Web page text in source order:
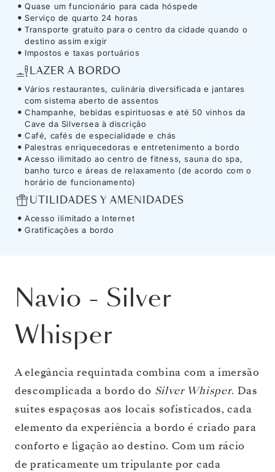
Quase um funcionário para cada hóspede
Serviço de quarto 24 horas
Transporte gratuito para o centro da cidade quando o
destino assim exigir
Impostos e taxas portuários
LAZER A BORDO
Vários restaurantes, culinária diversificada e jantares
com sistema aberto de assentos
Champanhe, bebidas espirituosas e até 50 vinhos da
Cave da Silversea à discrição
Café, cafés de especialidade e chás
Palestras enriquecedoras e entretenimento a bordo
Acesso ilimitado ao centro de fitness, sauna do spa,
banho turco e áreas de relaxamento (de acordo com o
horário de funcionamento)
UTILIDADES Y AMENIDADES
Acesso ilimitado a Internet
Gratificações a bordo
Navio - Silver
Whisper
A elegância requintada combina com a imersão
descomplicada a bordo do Silver Whisper. Das
suites espaçosas aos locais sofisticados, cada
elemento da experiência a bordo é criado para
conforto e ligação ao destino. Com um rácio
de praticamente um tripulante por cada